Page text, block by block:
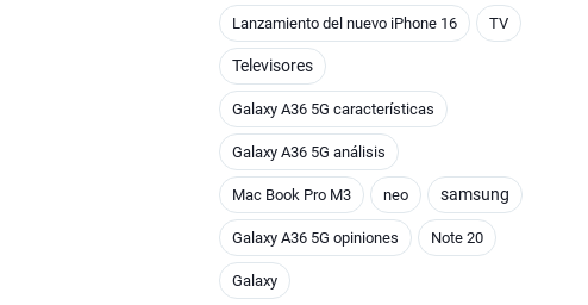
Lanzamiento del nuevo iPhone 16 TV
Televisores
Galaxy A36 5G características
Galaxy A36 5G análisis
Mac Book Pro M3 neo samsung
Galaxy A36 5G opiniones Note 20
Galaxy